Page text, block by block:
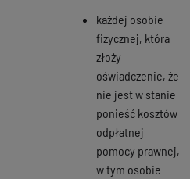
każdej osobie
fizycznej, która
złoży
oświadczenie, że
nie jest w stanie
ponieść kosztów
odpłatnej
pomocy prawnej,
w tym osobie